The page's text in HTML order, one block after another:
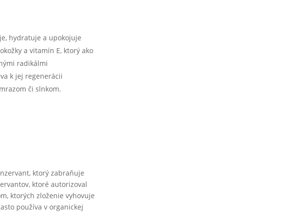
hydratuje a upokojuje
a vitamín E, ktorý ako
radikálmi
k jej regenerácii
či slnkom.
ktorý zabraňuje
ktoré autorizoval
ktorých zloženie vyhovuje
používa v organickej